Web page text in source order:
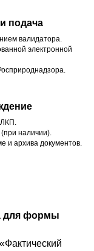
подача
валидатора.
электронной
наличии).
и архива документов.
для формы